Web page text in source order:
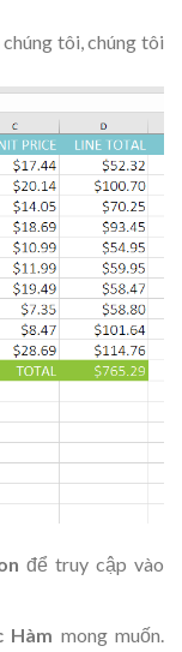
tôi, chúng tôi
để truy cập vào
Hàm mong muốn.